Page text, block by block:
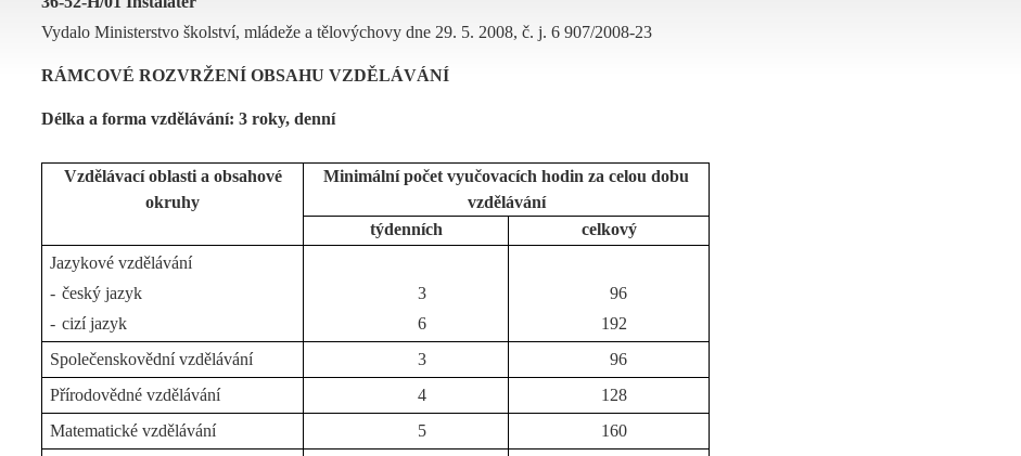
Vydalo Ministerstvo školství, mládeže a tělovýchovy dne 29. 5. 2008, č. j. 6 907/2008-23
RÁMCOVÉ ROZVRŽENÍ OBSAHU VZDĚLÁVÁNÍ
Délka a forma vzdělávání: 3 roky, denní
Vzdělávací oblasti a obsahové
okruhy
Minimální počet vyučovacích hodin za celou dobu
vzdělávání
týdenních
celkový
Jazykové vzdělávání
- český jazyk
- cizí jazyk
3
6
96
192
Společenskovědní vzdělávání
3
96
Přírodovědné vzdělávání
4
128
Matematické vzdělávání
5
160